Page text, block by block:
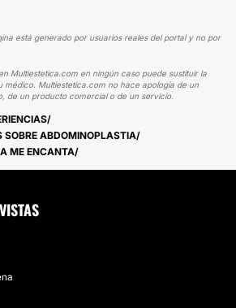
está generado por usuarios reales del portal y no por
Multiestetica.com en ningún caso puede sustituir la
médico. Multiestetica.com no hace apología de un
de un producto comercial o de un servicio.
SOBRE ABDOMINOPLASTIA
ME ENCANTA